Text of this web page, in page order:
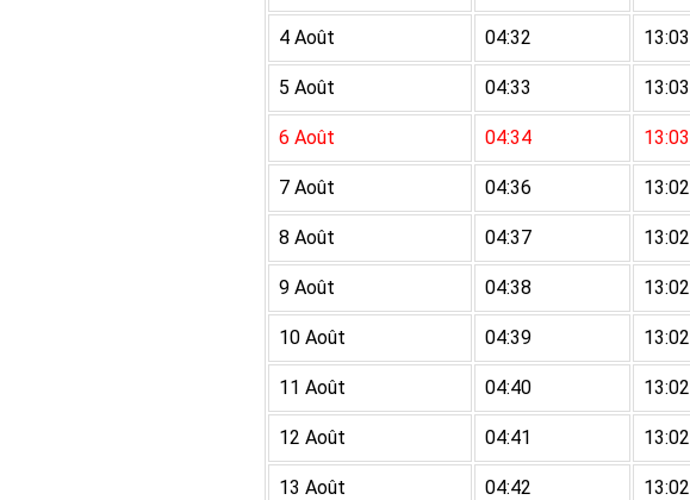
4 Août 04:32 13:03
5 Août 04:33 13:03
6 Août 04:34 13:03
7 Août 04:36 13:02
8 Août 04:37 13:02
9 Août 04:38 13:02
10 Août 04:39 13:02
11 Août 04:40 13:02
12 Août 04:41 13:02
13 Août 04:42 13:02